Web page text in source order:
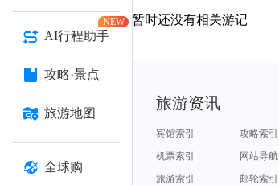
AI行程助手
NEW
攻略·景点
旅游地图
全球购
暂时还没有相关游记
旅游资讯
宾馆索引
攻略索引
机票索引
网站导航
旅游索引
邮轮索引